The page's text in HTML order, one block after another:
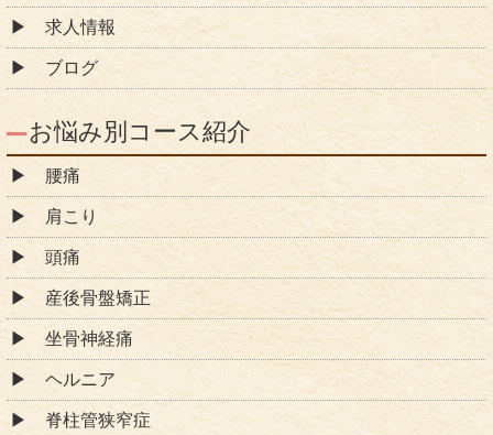
求人情報
ブログ
お悩み別コース紹介
腰痛
肩こり
頭痛
産後骨盤矯正
坐骨神経痛
ヘルニア
脊柱管狭窄症